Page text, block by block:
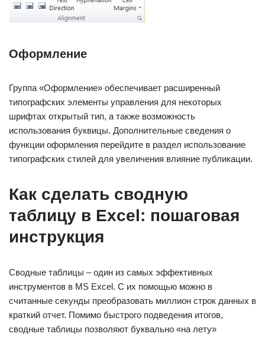
Оформление
Группа «Оформление» обеспечивает расширенный
типографских элементы управления для некоторых
шрифтах открытый тип, а также возможность
использования буквицы. Дополнительные сведения о
функции оформления перейдите в раздел использование
типографских стилей для увеличения влияние публикации.
Как сделать сводную
таблицу в Excel: пошаговая
инструкция
Сводные таблицы – один из самых эффективных
инструментов в MS Excel. С их помощью можно в
считанные секунды преобразовать миллион строк данных в
краткий отчет. Помимо быстрого подведения итогов,
сводные таблицы позволяют буквально «на лету»